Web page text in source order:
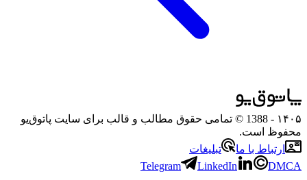
۱۴۰۵
- 1388 © تمامی حقوق مطالب و قالب برای سایت پاتوق‌یو
محفوظ است.
ارتباط با ما
تبلیغات
Telegram
LinkedIn DMCA